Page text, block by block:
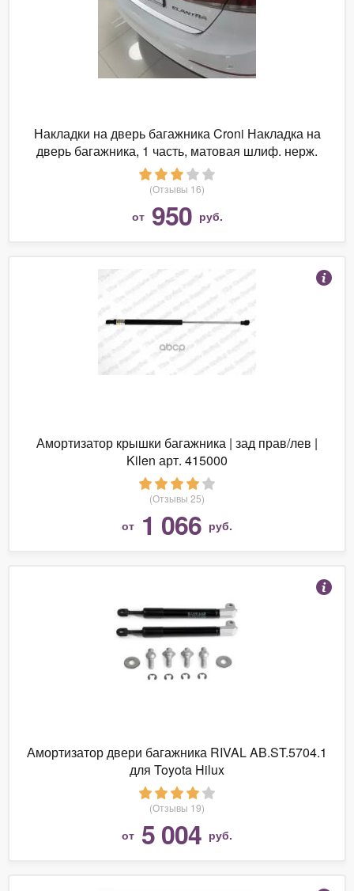
Накладки на дверь багажника Croni Накладка на
дверь багажника, 1 часть, матовая шлиф. нерж.
сталь SK11CKM
(Отзывы 16)
от 950 руб.
Амортизатор крышки багажника | зад прав/лев |
Kilen арт. 415000
(Отзывы 25)
от 1 066 руб.
Амортизатор двери багажника RIVAL AB.ST.5704.1
для Toyota Hilux
(Отзывы 19)
от 5 004 руб.